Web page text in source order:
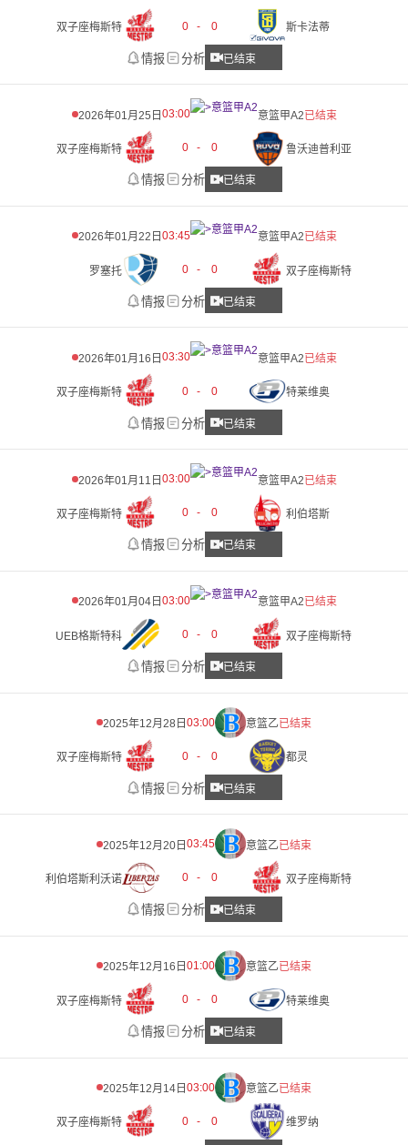
双子座梅斯特 0 - 0 斯卡法蒂
情报 分析 已结束
2026年01月25日 03:00 意篮甲A2已结束
双子座梅斯特 0 - 0 鲁沃迪普利亚
情报 分析 已结束
2026年01月22日 03:45 意篮甲A2已结束
罗塞托 0 - 0 双子座梅斯特
情报 分析 已结束
2026年01月16日 03:30 意篮甲A2已结束
双子座梅斯特 0 - 0 特莱维奥
情报 分析 已结束
2026年01月11日 03:00 意篮甲A2已结束
双子座梅斯特 0 - 0 利伯塔斯
情报 分析 已结束
2026年01月04日 03:00 意篮甲A2已结束
UEB格斯特科 0 - 0 双子座梅斯特
情报 分析 已结束
2025年12月28日 03:00 意篮乙已结束
双子座梅斯特 0 - 0 都灵
情报 分析 已结束
2025年12月20日 03:45 意篮乙已结束
利伯塔斯利沃诺 0 - 0 双子座梅斯特
情报 分析 已结束
2025年12月16日 01:00 意篮乙已结束
双子座梅斯特 0 - 0 特莱维奥
情报 分析 已结束
2025年12月14日 03:00 意篮乙已结束
双子座梅斯特 0 - 0 维罗纳